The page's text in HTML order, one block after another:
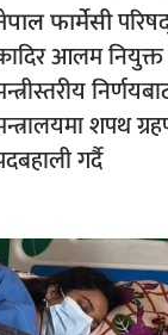
फार्मेसी
आलम नियुक्त
शपथ
गर्दै